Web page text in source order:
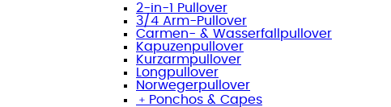
2-in-1 Pullover
3/4 Arm-Pullover
Carmen- & Wasserfallpullover
Kapuzenpullover
Kurzarmpullover
Longpullover
Norwegerpullover
﹢ Ponchos & Capes